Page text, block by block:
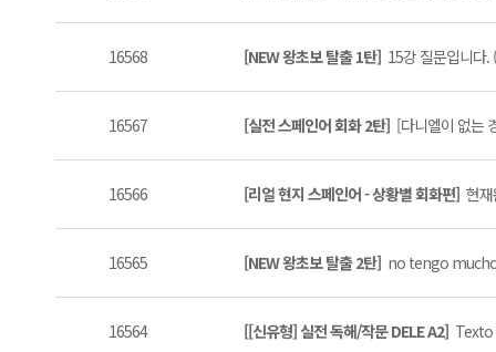
16568 [NEW 왕초보 탈출 1탄] 15강 질문입니다.
16567 [실전 스페인어 회화 2탄] [다니엘이 없는
16566 [리얼 현지 스페인어 - 상황별 회화편] 현
16565 [NEW 왕초보 탈출 2탄] no tengo
16564 [[신유형] 실전 독해/작문 DELE A2] Texto